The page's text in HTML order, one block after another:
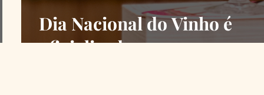
Dia Nacional do Vinho é
oficializado